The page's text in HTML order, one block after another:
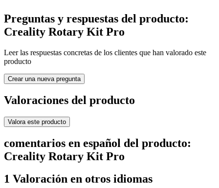
Preguntas y respuestas del producto:
Creality Rotary Kit Pro
Leer las respuestas concretas de los clientes que han valorado este
producto
Crear una nueva pregunta
Valoraciones del producto
Valora este producto
comentarios en español del producto:
Creality Rotary Kit Pro
1 Valoración en otros idiomas